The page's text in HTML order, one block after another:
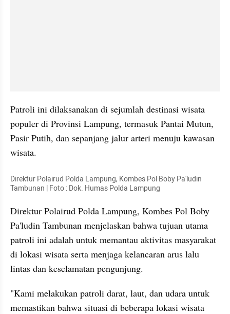
Patroli ini dilaksanakan di sejumlah destinasi wisata
populer di Provinsi Lampung, termasuk Pantai Mutun,
Pasir Putih, dan sepanjang jalur arteri menuju kawasan
wisata.
Direktur Polairud Polda Lampung, Kombes Pol Boby Pa'ludin
Tambunan | Foto : Dok. Humas Polda Lampung
Direktur Polairud Polda Lampung, Kombes Pol Boby
Pa'ludin Tambunan menjelaskan bahwa tujuan utama
patroli ini adalah untuk memantau aktivitas masyarakat
di lokasi wisata serta menjaga kelancaran arus lalu
lintas dan keselamatan pengunjung.
"Kami melakukan patroli darat, laut, dan udara untuk
memastikan bahwa situasi di beberapa lokasi wisata